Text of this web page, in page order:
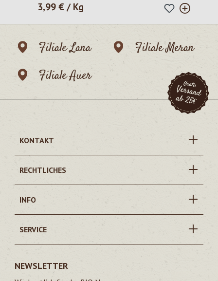
Regulärer Preis:
3,99 € / Kg
Filiale Lana
Filiale Meran
Filiale Auer
KONTAKT
RECHTLICHES
INFO
SERVICE
NEWSLETTER